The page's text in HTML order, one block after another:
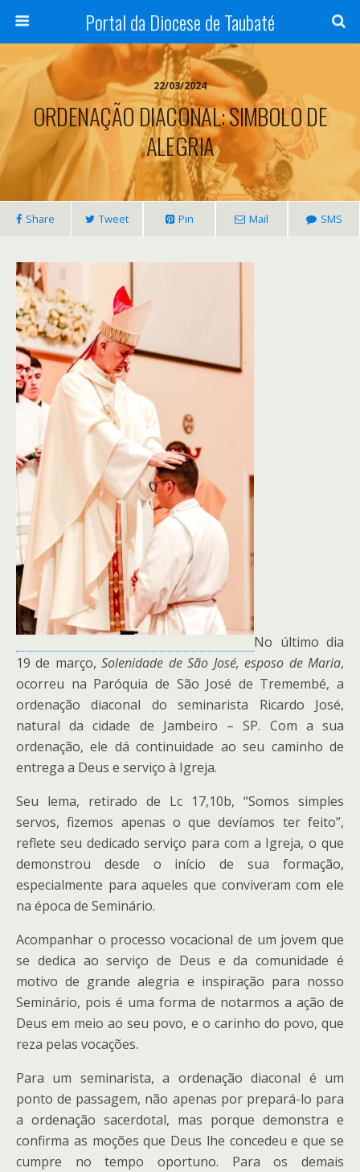
Portal da Diocese de Taubaté
22/03/2024
ORDENAÇÃO DIACONAL: SIMBOLO DE
ALEGRIA
Share Tweet Pin Mail SMS
No último dia
19 de março,Solenidade de São José, esposo de Maria,
ocorreu na Paróquia de São José de Tremembé, a
ordenação diaconal do seminarista Ricardo José,
natural da cidade de Jambeiro – SP. Com a sua
ordenação, ele dá continuidade ao seu caminho de
entrega a Deus e serviço à Igreja.
Seu lema, retirado de Lc 17,10b, “Somos simples
servos, fizemos apenas o que devíamos ter feito”,
reflete seu dedicado serviço para com a Igreja, o que
demonstrou desde o início de sua formação,
especialmente para aqueles que conviveram com ele
na época de Seminário.
Acompanhar o processo vocacional de um jovem que
se dedica ao serviço de Deus e da comunidade é
motivo de grande alegria e inspiração para nosso
Seminário, pois é uma forma de notarmos a ação de
Deus em meio ao seu povo, e o carinho do povo, que
reza pelas vocações.
Para um seminarista, a ordenação diaconal é um
ponto de passagem, não apenas por prepará-lo para
a ordenação sacerdotal, mas porque demonstra e
confirma as moções que Deus lhe concedeu e que se
cumpre no tempo oportuno. Para os demais